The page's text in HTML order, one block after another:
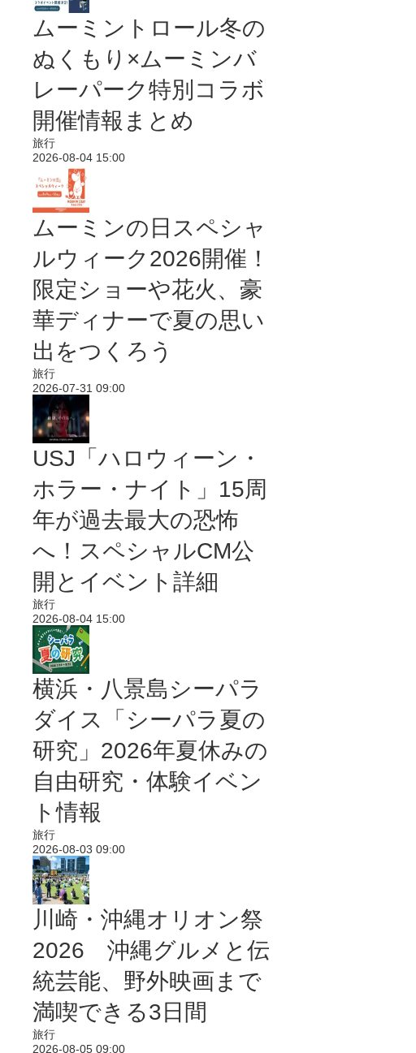
ムーミントロール冬の
ぬくもり×ムーミンバ
レーパーク特別コラボ
開催情報まとめ
旅行
2026-08-04 15:00
ムーミンの日スペシャ
ルウィーク2026開催！
限定ショーや花火、豪
華ディナーで夏の思い
出をつくろう
旅行
2026-07-31 09:00
USJ「ハロウィーン・
ホラー・ナイト」15周
年が過去最大の恐怖
へ！スペシャルCM公
開とイベント詳細
旅行
2026-08-04 15:00
横浜・八景島シーパラ
ダイス「シーパラ夏の
研究」2026年夏休みの
自由研究・体験イベン
ト情報
旅行
2026-08-03 09:00
川崎・沖縄オリオン祭
2026 沖縄グルメと伝
統芸能、野外映画まで
満喫できる3日間
旅行
2026-08-05 09:00